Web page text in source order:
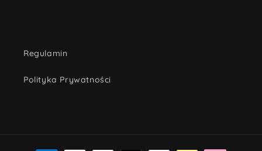
Regulamin
Polityka Prywatności